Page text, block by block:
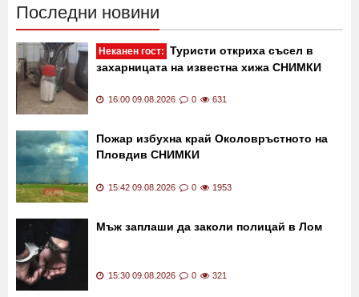
Последни новини
Неканен гост: Туристи откриха съсел в
захарницата на известна хижа СНИМКИ
16:00 09.08.2026 0 631
Пожар избухна край Околовръстното на
Пловдив СНИМКИ
15:42 09.08.2026 0 1953
Мъж заплаши да заколи полицай в Лом
15:30 09.08.2026 0 321